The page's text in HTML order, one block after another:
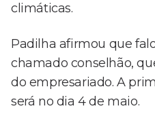
climáticas.
Padilha afirmou que
chamado conselhão,
do empresariado. A
será no dia 4 de maio.